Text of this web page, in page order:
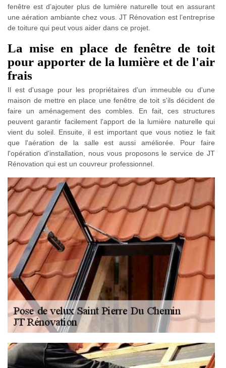
fenêtre est d’ajouter plus de lumière naturelle tout en assurant
une aération ambiante chez vous. JT Rénovation est l’entreprise
de toiture qui peut vous aider dans ce projet.
La mise en place de fenêtre de toit
pour apporter de la lumière et de l'air
frais
Il est d'usage pour les propriétaires d'un immeuble ou d'une
maison de mettre en place une fenêtre de toit s'ils décident de
faire un aménagement des combles. En fait, ces structures
peuvent garantir facilement l'apport de la lumière naturelle qui
vient du soleil. Ensuite, il est important que vous notiez le fait
que l'aération de la salle est aussi améliorée. Pour faire
l'opération d'installation, nous vous proposons le service de JT
Rénovation qui est un couvreur professionnel.